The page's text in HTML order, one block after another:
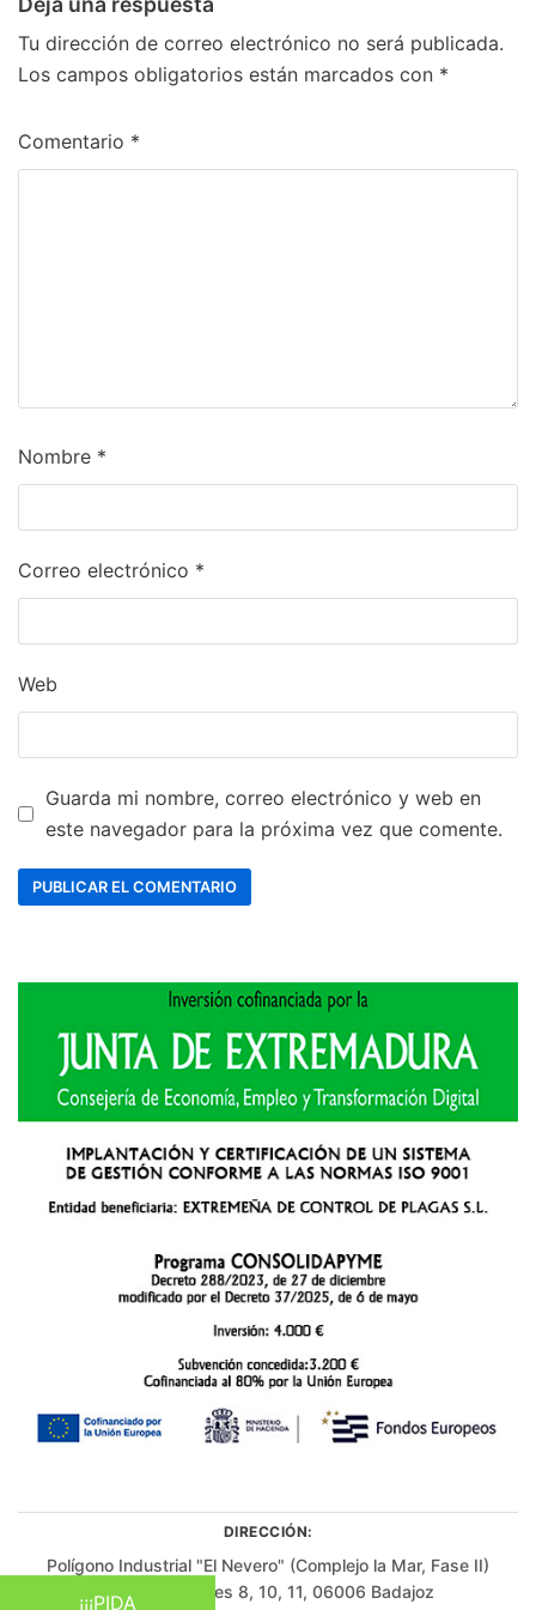
Tu dirección de correo electrónico no será publicada.
Los campos obligatorios están marcados con *
Comentario *
Nombre *
Correo electrónico *
Web
Guarda mi nombre, correo electrónico y web en
este navegador para la próxima vez que comente.
DIRECCIÓN:
Polígono Industrial "El Nevero" (Complejo la Mar, Fase II)
Edificio B, Naves 8, 10, 11, 06006 Badajoz
¡¡¡PIDA